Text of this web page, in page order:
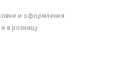
и оформления
в розницу